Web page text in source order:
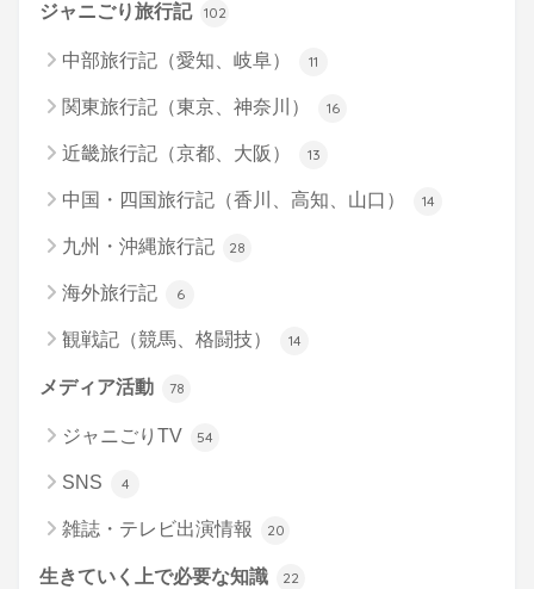
ジャニごり旅行記 102
中部旅行記（愛知、岐阜） 11
関東旅行記（東京、神奈川） 16
近畿旅行記（京都、大阪） 13
中国・四国旅行記（香川、高知、山口） 14
九州・沖縄旅行記 28
海外旅行記 6
観戦記（競馬、格闘技） 14
メディア活動 78
ジャニごりTV 54
SNS 4
雑誌・テレビ出演情報 20
生きていく上で必要な知識 22